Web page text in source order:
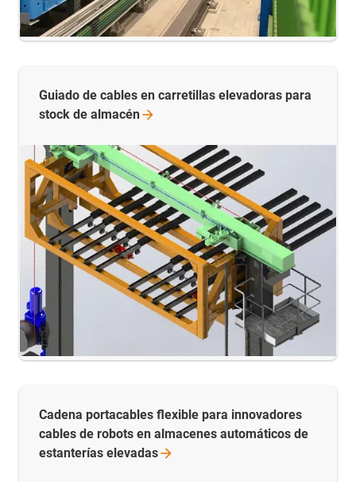
Guiado de cables en carretillas elevadoras para
stock de almacén
Cadena portacables flexible para innovadores
cables de robots en almacenes automáticos de
estanterías elevadas